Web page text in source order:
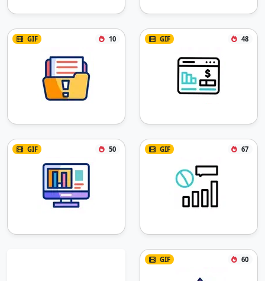
GIF 10 GIF 48
GIF 50 GIF 67
GIF 60